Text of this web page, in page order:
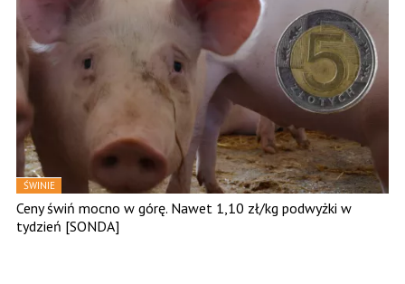
ŚWINIE
Ceny świń mocno w górę. Nawet 1,10 zł/kg podwyżki w
tydzień [SONDA]